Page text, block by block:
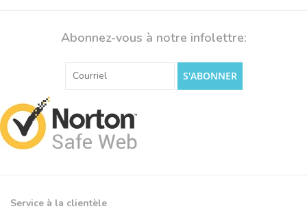
Abonnez-vous à notre infolettre:
S'ABONNER
Service à la clientèle